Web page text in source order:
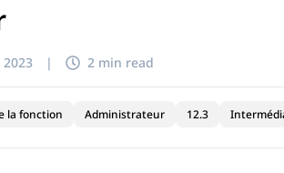
| 2 min read
la fonction Administrateur 12.3